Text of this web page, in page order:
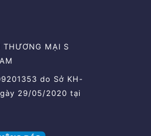
THƯƠNG MẠI S
do Sở KH-
29/05/2020 tại